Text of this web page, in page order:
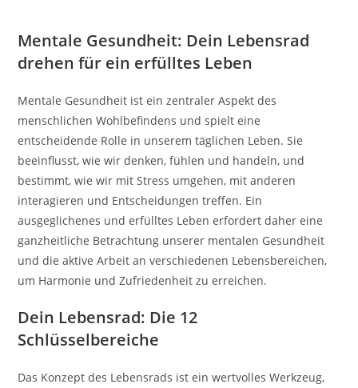
Mentale Gesundheit: Dein Lebensrad
drehen für ein erfülltes Leben
Mentale Gesundheit ist ein zentraler Aspekt des
menschlichen Wohlbefindens und spielt eine
entscheidende Rolle in unserem täglichen Leben. Sie
beeinflusst, wie wir denken, fühlen und handeln, und
bestimmt, wie wir mit Stress umgehen, mit anderen
interagieren und Entscheidungen treffen. Ein
ausgeglichenes und erfülltes Leben erfordert daher eine
ganzheitliche Betrachtung unserer mentalen Gesundheit
und die aktive Arbeit an verschiedenen Lebensbereichen,
um Harmonie und Zufriedenheit zu erreichen.
Dein Lebensrad: Die 12
Schlüsselbereiche
Das Konzept des Lebensrads ist ein wertvolles Werkzeug,